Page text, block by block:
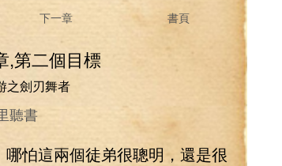
下一章 書頁
,第二個目標
劍刃舞者
聽書
這兩個徒弟很聰明，還是很